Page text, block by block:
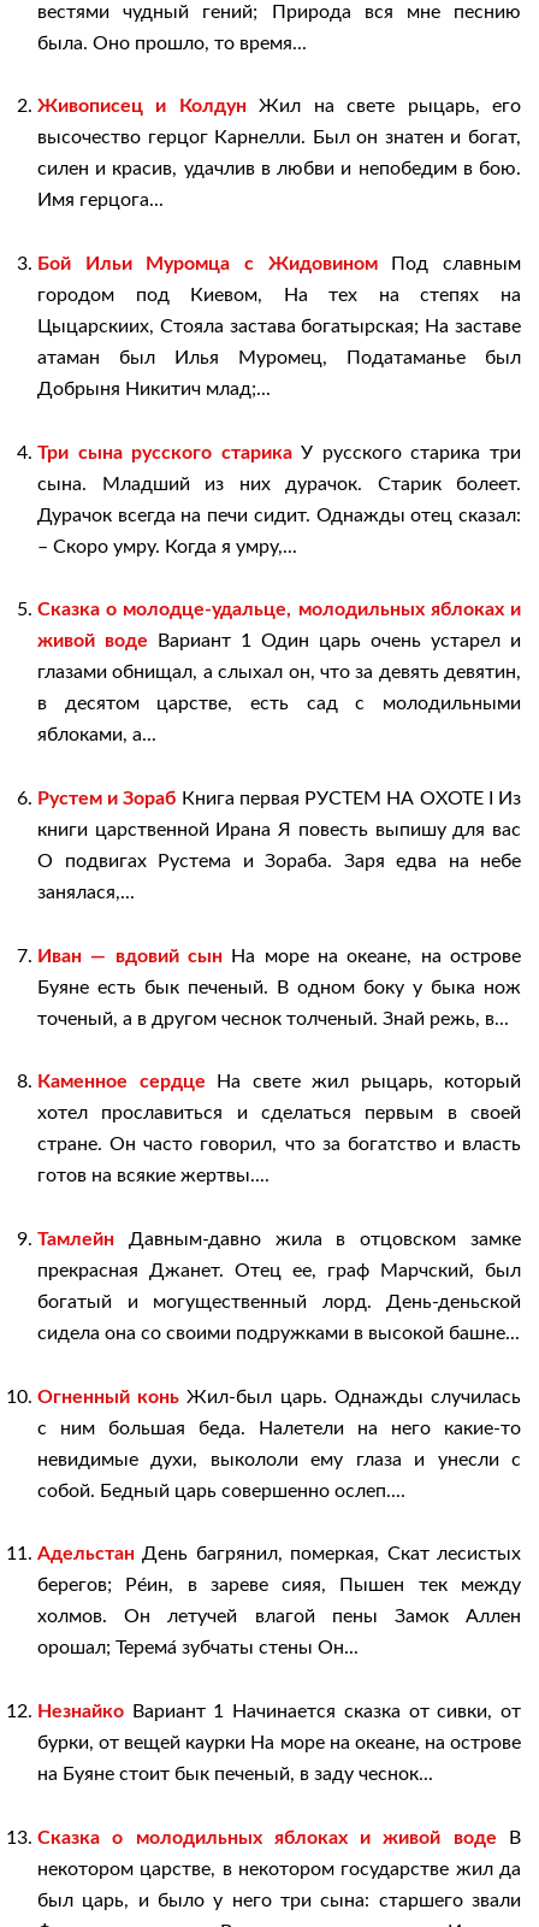
вестями чудный гений; Природа вся мне песнию
была. Оно прошло, то время...
Живописец и КолдунЖил на свете рыцарь, его
высочество герцог Карнелли. Был он знатен и богат,
силен и красив, удачлив в любви и непобедим в бою.
Имя герцога...
Бой Ильи Муромца с ЖидовиномПод славным
городом под Киевом, На тех на степях на
Цыцарскиих, Стояла застава богатырская; На заставе
атаман был Илья Муромец, Податаманье был
Добрыня Никитич млад;...
Три сына русского старикаУ русского старика три
сына. Младший из них дурачок. Старик болеет.
Дурачок всегда на печи сидит. Однажды отец сказал:
– Скоро умру. Когда я умру,...
Сказка о молодце-удальце, молодильных яблоках и
живой воде Вариант 1 Один царь очень устарел и
глазами обнищал, а слыхал он, что за девять девятин,
в десятом царстве, есть сад с молодильными
яблоками, а...
Рустем и Зораб Книга первая РУСТЕМ НА ОХОТЕ I Из
книги царственной Ирана Я повесть выпишу для вас
О подвигах Рустема и Зораба. Заря едва на небе
занялася,...
Иван — вдовий сын На море на океане, на острове
Буяне есть бык печеный. В одном боку у быка нож
точеный, а в другом чеснок толченый. Знай режь, в...
Каменное сердце На свете жил рыцарь, который
хотел прославиться и сделаться первым в своей
стране. Он часто говорил, что за богатство и власть
готов на всякие жертвы....
Тамлейн Давным-давно жила в отцовском замке
прекрасная Джанет. Отец ее, граф Марчский, был
богатый и могущественный лорд. День-деньской
сидела она со своими подружками в высокой башне...
Огненный конь Жил-был царь. Однажды случилась
с ним большая беда. Налетели на него какие-то
невидимые духи, выкололи ему глаза и унесли с
собой. Бедный царь совершенно ослеп....
Адельстан День багрянил, померкая, ‎Скат лесистых
берегов; Ре́ин, в зареве сияя, ‎Пышен тек между
холмов. Он летучей влагой пены ‎Замок Аллен
орошал; Терема́ зубчаты стены ‎Он...
Незнайко Вариант 1 Начинается сказка от сивки, от
бурки, от вещей каурки На море на океане, на острове
на Буяне стоит бык печеный, в заду чеснок...
Сказка о молодильных яблоках и живой воде В
некотором царстве, в некотором государстве жил да
был царь, и было у него три сына: старшего звали